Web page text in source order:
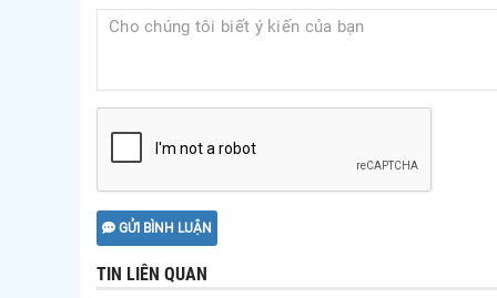
GỬI BÌNH LUẬN
TIN LIÊN QUAN